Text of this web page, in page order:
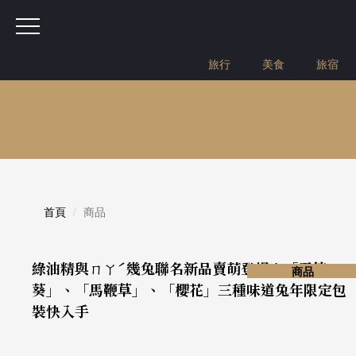
旅行 美食 旅宿
首頁 商品
綠油精與ㄇㄚˊ幾兔聯名新品賣萌登場！「天竺
葵」、「馬鞭草」、「櫻花」三種味道兔年限定包
裝快入手
商品